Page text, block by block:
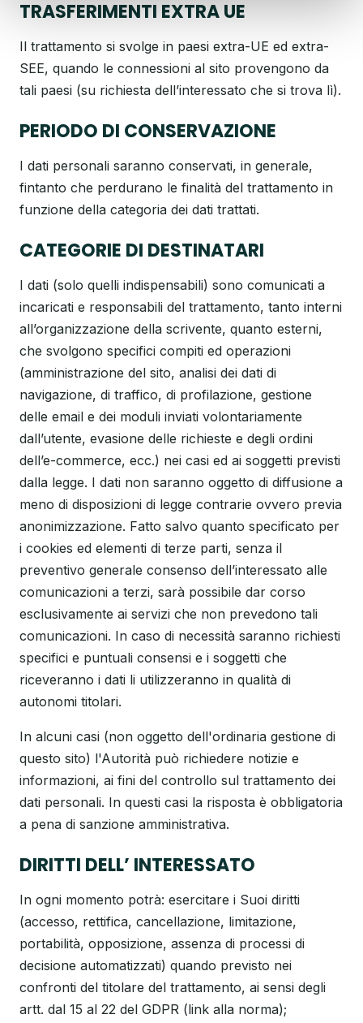
TRASFERIMENTI EXTRA UE
Il trattamento si svolge in paesi extra-UE ed extra-
SEE, quando le connessioni al sito provengono da
tali paesi (su richiesta dell’interessato che si trova lì).
PERIODO DI CONSERVAZIONE
I dati personali saranno conservati, in generale,
fintanto che perdurano le finalità del trattamento in
funzione della categoria dei dati trattati.
CATEGORIE DI DESTINATARI
I dati (solo quelli indispensabili) sono comunicati a
incaricati e responsabili del trattamento, tanto interni
all’organizzazione della scrivente, quanto esterni,
che svolgono specifici compiti ed operazioni
(amministrazione del sito, analisi dei dati di
navigazione, di traffico, di profilazione, gestione
delle email e dei moduli inviati volontariamente
dall’utente, evasione delle richieste e degli ordini
dell’e-commerce, ecc.) nei casi ed ai soggetti previsti
dalla legge. I dati non saranno oggetto di diffusione a
meno di disposizioni di legge contrarie ovvero previa
anonimizzazione. Fatto salvo quanto specificato per
i cookies ed elementi di terze parti, senza il
preventivo generale consenso dell’interessato alle
comunicazioni a terzi, sarà possibile dar corso
esclusivamente ai servizi che non prevedono tali
comunicazioni. In caso di necessità saranno richiesti
specifici e puntuali consensi e i soggetti che
riceveranno i dati li utilizzeranno in qualità di
autonomi titolari.
In alcuni casi (non oggetto dell'ordinaria gestione di
questo sito) l'Autorità può richiedere notizie e
informazioni, ai fini del controllo sul trattamento dei
dati personali. In questi casi la risposta è obbligatoria
a pena di sanzione amministrativa.
DIRITTI DELL’ INTERESSATO
In ogni momento potrà: esercitare i Suoi diritti
(accesso, rettifica, cancellazione, limitazione,
portabilità, opposizione, assenza di processi di
decisione automatizzati) quando previsto nei
confronti del titolare del trattamento, ai sensi degli
artt. dal 15 al 22 del GDPR (link alla norma);